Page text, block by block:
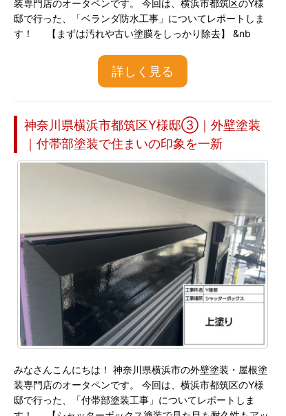
装専門店のオータペンです。 今回は、横浜市都筑区のY様
邸で行った、「ベランダ防水工事」についてレポートしま
す！ 【まずは汚れや古い塗膜をしっかり除去】 &nb
詳しく見る
神奈川県横浜市都筑区Y様邸③｜外壁塗装
｜付帯部塗装で住まいの印象を一新
みなさんこんにちは！ 神奈川県横浜市の外壁塗装・屋根塗
装専門店のオータペンです。 今回は、横浜市都筑区のY様
邸で行った、「付帯部塗装工事」についてレポートしま